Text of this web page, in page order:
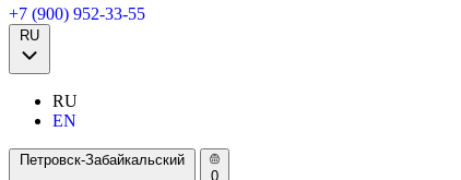
+7 (900) 952-33-55
RU
RU
EN
Петровск-Забайкальский
0